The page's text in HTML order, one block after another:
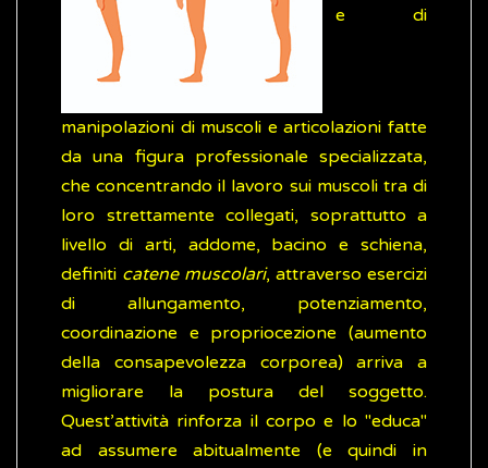
e di
manipolazioni di muscoli e articolazioni fatte
da una figura professionale specializzata,
che concentrando il lavoro sui muscoli tra di
loro strettamente collegati, soprattutto a
livello di arti, addome, bacino e schiena,
definiti catene muscolari, attraverso esercizi
di allungamento, potenziamento,
coordinazione e propriocezione (aumento
della consapevolezza corporea) arriva a
migliorare la postura del soggetto.
Quest’attività rinforza il corpo e lo "educa"
ad assumere abitualmente (e quindi in